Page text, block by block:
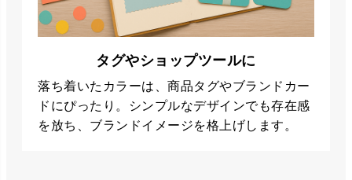
タグやショップツールに
落ち着いたカラーは、商品タグやブランドカー
ドにぴったり。シンプルなデザインでも存在感
を放ち、ブランドイメージを格上げします。